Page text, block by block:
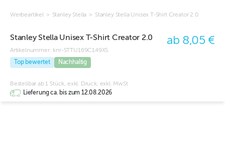
Werbeartikel > Stanley Stella > Stanley Stella Unisex T-Shirt Creator 2.0
Stanley Stella Unisex T-Shirt Creator 2.0
Artikelnummer: knr-STTU169C149XS
Top bewertet
Nachhaltig
ab 8,05 €
Bestellbar ab 1 Stück, exkl. Druck, exkl. MwSt
Lieferung ca. bis zum 12.08.2026